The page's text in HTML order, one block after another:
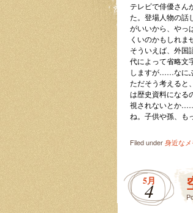
テレビで俳優さん
た。登場人物の話
がいいから、やっ
くいのかもしれま
そういえば、外国
代によって省略文
しますが……なに
ただそう考えると
は歴史資料になる
視されないとか
ね。子供や孫、も
Filed under身近な
5月
4